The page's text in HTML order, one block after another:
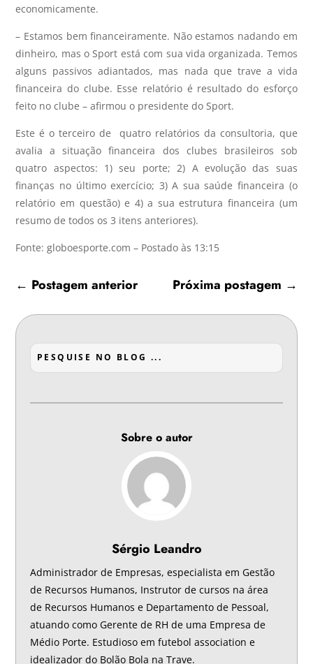
economicamente.
– Estamos bem financeiramente. Não estamos nadando em
dinheiro, mas o Sport está com sua vida organizada. Temos
alguns passivos adiantados, mas nada que trave a vida
financeira do clube. Esse relatório é resultado do esforço
feito no clube – afirmou o presidente do Sport.
Este é o terceiro de quatro relatórios da consultoria, que
avalia a situação financeira dos clubes brasileiros sob
quatro aspectos: 1) seu porte; 2) A evolução das suas
finanças no último exercício; 3) A sua saúde financeira (o
relatório em questão) e 4) a sua estrutura financeira (um
resumo de todos os 3 itens anteriores).
Fonte: globoesporte.com – Postado às 13:15
← Postagem anterior Próxima postagem →
Sobre o autor
Sérgio Leandro
Administrador de Empresas, especialista em Gestão
de Recursos Humanos, Instrutor de cursos na área
de Recursos Humanos e Departamento de Pessoal,
atuando como Gerente de RH de uma Empresa de
Médio Porte. Estudioso em futebol association e
idealizador do Bolão Bola na Trave.